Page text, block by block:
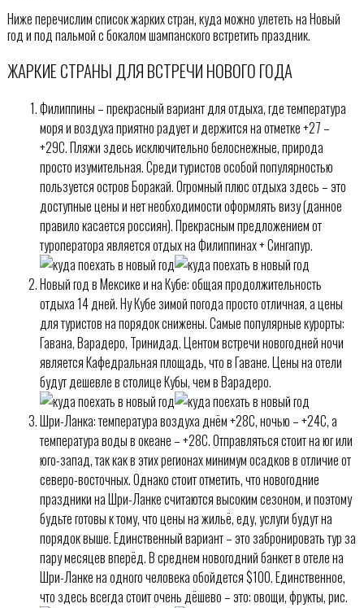
Ниже перечислим список жарких стран, куда можно улететь на Новый
год и под пальмой с бокалом шампанского встретить праздник.
ЖАРКИЕ СТРАНЫ ДЛЯ ВСТРЕЧИ НОВОГО ГОДА
Филиппины – прекрасный вариант для отдыха, где температура
моря и воздуха приятно радует и держится на отметке +27 –
+29С. Пляжи здесь исключительно белоснежные, природа
просто изумительная. Среди туристов особой популярностью
пользуется остров Боракай. Огромный плюс отдыха здесь – это
доступные цены и нет необходимости оформлять визу (данное
правило касается россиян). Прекрасным предложением от
туроператора является отдых на Филиппинах + Сингапур.
Новый год в Мексике и на Кубе: общая продолжительность
отдыха 14 дней. Ну Кубе зимой погода просто отличная, а цены
для туристов на порядок снижены. Самые популярные курорты:
Гавана, Варадеро, Тринидад. Центом встречи новогодней ночи
является Кафедральная площадь, что в Гаване. Цены на отели
будут дешевле в столице Кубы, чем в Варадеро.
Шри-Ланка: температура воздуха днём +28С, ночью – +24С, а
температура воды в океане – +28С. Отправляться стоит на юг или
юго-запад, так как в этих регионах минимум осадков в отличие от
северо-восточных. Однако стоит отметить, что новогодние
праздники на Шри-Ланке считаются высоким сезоном, и поэтому
будьте готовы к тому, что цены на жильё, еду, услуги будут на
порядок выше. Единственный вариант – это забронировать тур за
пару месяцев вперёд. В среднем новогодний банкет в отеле на
Шри-Ланке на одного человека обойдется $100. Единственное,
что здесь всегда стоит очень дёшево – это: овощи, фрукты, рис.